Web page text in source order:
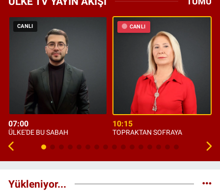
CANLI
07:00
ÜLKE'DE BU SABAH
CANLI
10:15
TOPRAKTAN SOFRAYA
Yükleniyor...